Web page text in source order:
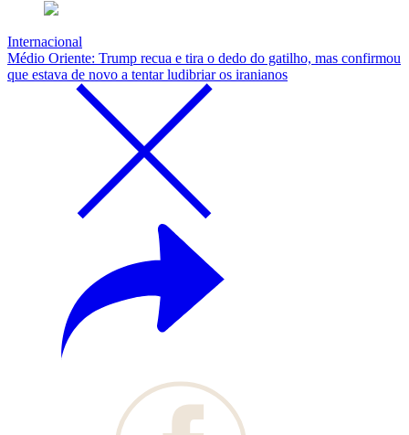
Internacional
Médio Oriente: Trump recua e tira o dedo do gatilho, mas confirmou
que estava de novo a tentar ludibriar os iranianos